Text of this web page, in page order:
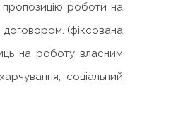
пропозицію роботи на
(фіксована
на роботу власним
соціальний